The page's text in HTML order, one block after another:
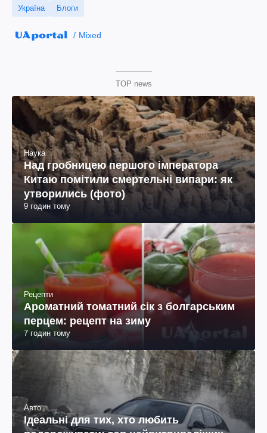
Україна Блоги
Mixed
TOP news
Наука
Над гробницею першого імператора
Китаю помітили смертельні випари: як
утворились (фото)
9 годин тому
Рецепти
Ароматний томатний сік з болгарським
перцем: рецепт на зиму
7 годин тому
Авто
Ідеальні для тих, хто любить